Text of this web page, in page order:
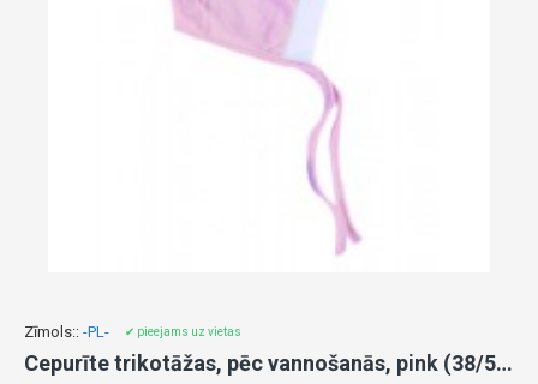
Zīmols:: -PL- ✔ pieejams uz vietas
Cepurīte trikotāžas, pēc vannošanās, pink (38/56 cm)